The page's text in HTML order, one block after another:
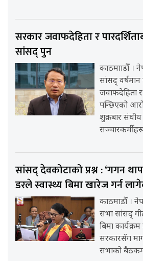
सरकार जवाफदेहिता र
सांसद् पुन
काठमााडौँ ।
सांसद्
जवाफदेहिता र
पन्छिएको
शुक्रबार
सांसद् देवकोटाको प्रश्न : ‘गगन
डरले स्वास्थ्य बिमा खारेज गर्न
काठमाडौँ ।
सभा सांसद्
बिमा
सरकारसँग माग
सभाको